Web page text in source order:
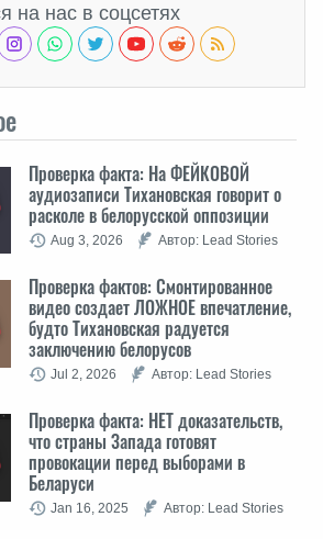
на нас в соцсетях
Проверка факта: На ФЕЙКОВОЙ
аудиозаписи Тихановская говорит о
расколе в белорусской оппозиции
Aug 3, 2026 Автор: Lead Stories
Проверка фактов: Cмонтированное
видео создает ЛОЖНОЕ впечатление,
будто Тихановская радуется
заключению белорусов
Jul 2, 2026 Автор: Lead Stories
Проверка факта: НЕТ доказательств,
что страны Запада готовят
провокации перед выборами в
Беларуси
Jan 16, 2025 Автор: Lead Stories